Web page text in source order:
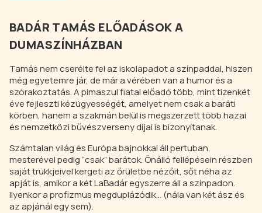
BADÁR TAMÁS ELŐADÁSOK A
DUMASZÍNHÁZBAN
Tamás nem cserélte fel az iskolapadot a színpaddal, hiszen
még egyetemre jár, de már a vérében van a humor és a
szórakoztatás. A pimaszul fiatal előadó több, mint tizenkét
éve fejleszti kézügyességét, amelyet nem csak a baráti
körben, hanem a szakmán belül is megszerzett több hazai
és nemzetközi bűvészverseny díjai is bizonyítanak.
Számtalan világ és Európa bajnokkal áll pertuban,
mesterével pedig “csak” barátok. Önálló fellépésein részben
saját trükkjeivel kergeti az őrületbe nézőit, sőt néha az
apját is, amikor a két LaBadár egyszerre áll a színpadon.
Ilyenkor a profizmus megduplázódik... (nála van két ász és
az apjánál egy sem).